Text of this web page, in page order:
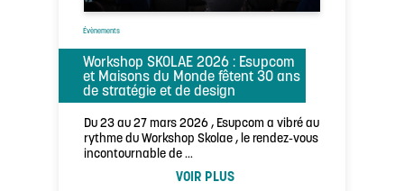
Évènements
Workshop SKOLAE 2026 : Esupcom
et Maisons du Monde fêtent 30 ans
de stratégie et de design
Du 23 au 27 mars 2026 , Esupcom a vibré au
rythme du Workshop Skolae , le rendez-vous
incontournable de …
VOIR PLUS